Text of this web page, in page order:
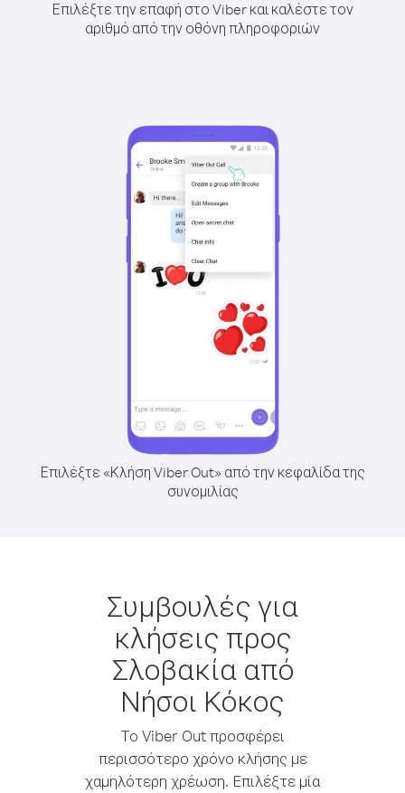
Επιλέξτε την επαφή στο Viber και καλέστε τον
αριθμό από την οθόνη πληροφοριών
Επιλέξτε «Κλήση Viber Out» από την κεφαλίδα της
συνομιλίας
Συμβουλές για
κλήσεις προς
Σλοβακία από
Νήσοι Κόκος
Το Viber Out προσφέρει
περισσότερο χρόνο κλήσης με
χαμηλότερη χρέωση. Επιλέξτε μία